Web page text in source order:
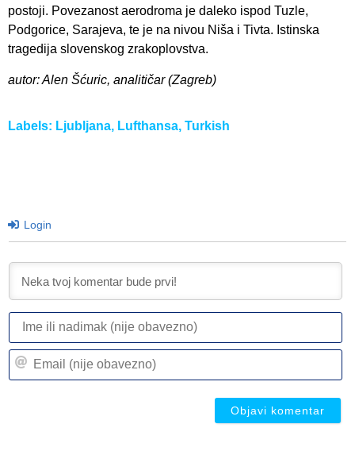
postoji. Povezanost aerodroma je daleko ispod Tuzle,
Podgorice, Sarajeva, te je na nivou Niša i Tivta. Istinska
tragedija slovenskog zrakoplovstva.
autor: Alen Šćuric, analitičar (Zagreb)
Labels: Ljubljana, Lufthansa, Turkish
Login